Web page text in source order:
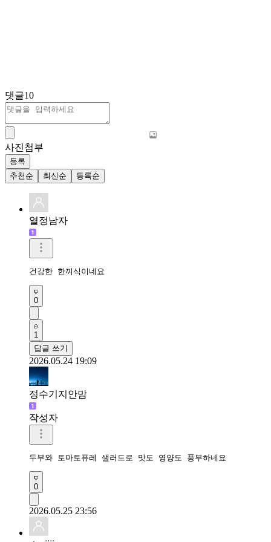
댓글10
사진첨부
등록
추천순
최신순 등록순
열정남자
건강한 한끼식이네요
0
1
답글 쓰기
2026.05.24 19:09
정수기지안맘
작성자
두부와 토마토퓨레 샐러드로 맛도 영양도 풍부하네요
0
2026.05.25 23:56